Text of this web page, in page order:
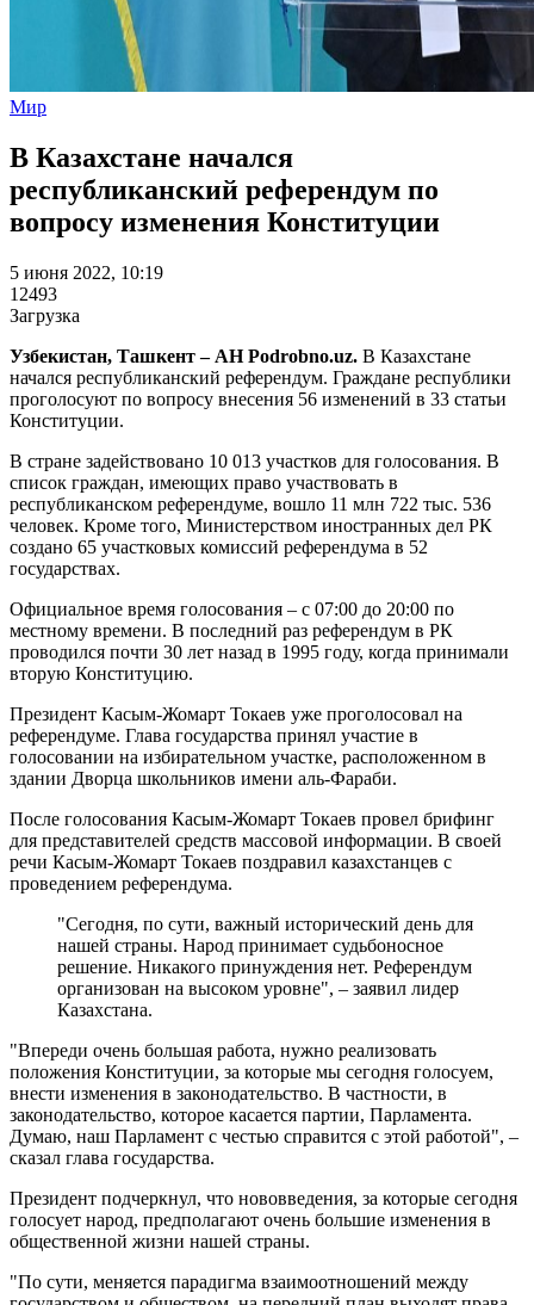
Мир
В Казахстане начался
республиканский референдум по
вопросу изменения Конституции
5 июня 2022, 10:19
12493
Загрузка
Узбекистан, Ташкент – АН Podrobno.uz. В Казахстане
начался республиканский референдум. Граждане республики
проголосуют по вопросу внесения 56 изменений в 33 статьи
Конституции.
В стране задействовано 10 013 участков для голосования. В
список граждан, имеющих право участвовать в
республиканском референдуме, вошло 11 млн 722 тыс. 536
человек. Кроме того, Министерством иностранных дел РК
создано 65 участковых комиссий референдума в 52
государствах.
Официальное время голосования – с 07:00 до 20:00 по
местному времени. В последний раз референдум в РК
проводился почти 30 лет назад в 1995 году, когда принимали
вторую Конституцию.
Президент Касым-Жомарт Токаев уже проголосовал на
референдуме. Глава государства принял участие в
голосовании на избирательном участке, расположенном в
здании Дворца школьников имени аль-Фараби.
После голосования Касым-Жомарт Токаев провел брифинг
для представителей средств массовой информации. В своей
речи Касым-Жомарт Токаев поздравил казахстанцев с
проведением референдума.
"Сегодня, по сути, важный исторический день для
нашей страны. Народ принимает судьбоносное
решение. Никакого принуждения нет. Референдум
организован на высоком уровне", – заявил лидер
Казахстана.
"Впереди очень большая работа, нужно реализовать
положения Конституции, за которые мы сегодня голосуем,
внести изменения в законодательство. В частности, в
законодательство, которое касается партии, Парламента.
Думаю, наш Парламент с честью справится с этой работой", –
сказал глава государства.
Президент подчеркнул, что нововведения, за которые сегодня
голосует народ, предполагают очень большие изменения в
общественной жизни нашей страны.
"По сути, меняется парадигма взаимоотношений между